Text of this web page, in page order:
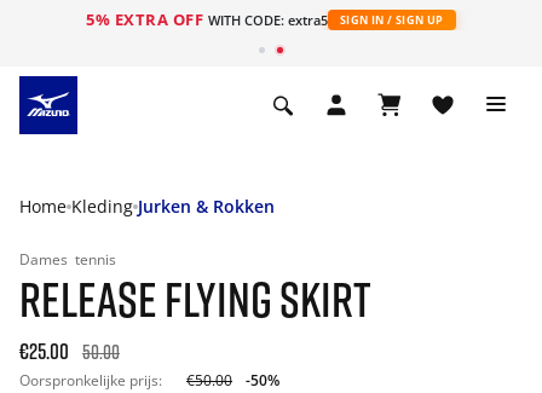
5% EXTRA OFF WITH CODE: extra5 SIGN IN / SIGN UP
Home Kleding Jurken & Rokken
Dames tennis
RELEASE FLYING SKIRT
€25.00 50.00
Oorspronkelijke prijs: €50.00
-50%